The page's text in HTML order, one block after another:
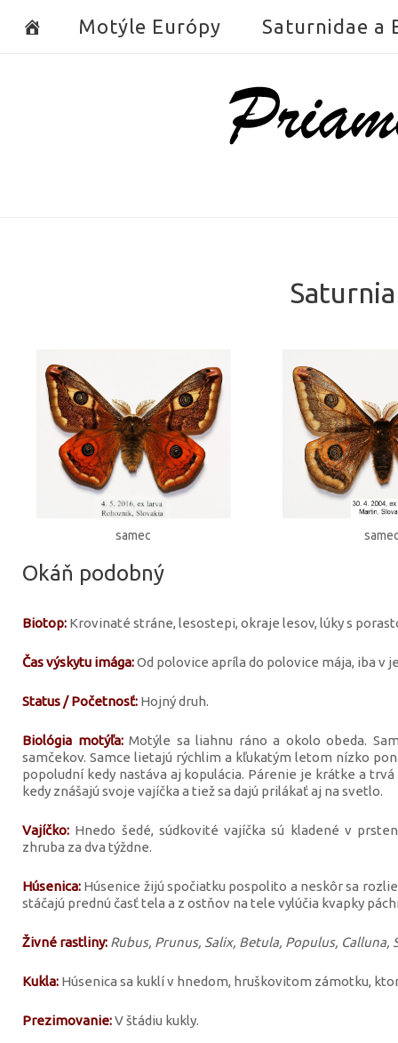
Motýle Európy Saturnidae a
Home
samec
Okáň podobný
Biotop: Krovinaté stráne, lesostepi, okraje lesov, lúky s
Čas výskytu imága:Od polovice apríla do polovice mája, iba v
Status / Početnosť: Hojný druh.
Biológia motýľa:Motýle sa liahnu ráno a okolo obeda.
samčekov. Samce lietajú rýchlim a kľukatým letom nízko
popoludní kedy nastáva aj kopulácia. Párenie je krátke a
kedy znášajú svoje vajíčka a tiež sa dajú prilákať aj na svetlo.
Vajíčko: Hnedo šedé, súdkovité vajíčka sú kladené v
zhruba za dva týždne.
Húsenica: Húsenice žijú spočiatku pospolito a neskôr sa
stáčajú prednú časť tela a z ostňov na tele vylúčia kvapky
Živné rastliny: Rubus, Prunus, Salix, Betula, Populus, Calluna,
Kukla: Húsenica sa kuklí v hnedom, hruškovitom zámotku,
Prezimovanie:V štádiu kukly.